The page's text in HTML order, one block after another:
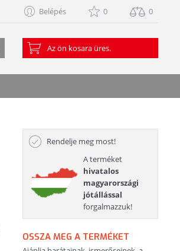
Belépés 0 0
Az ön kosara üres.
Rendelje meg most!
A terméket
hivatalos
magyarországi
jótállással
forgalmazzuk!
OSSZA MEG A TERMÉKET